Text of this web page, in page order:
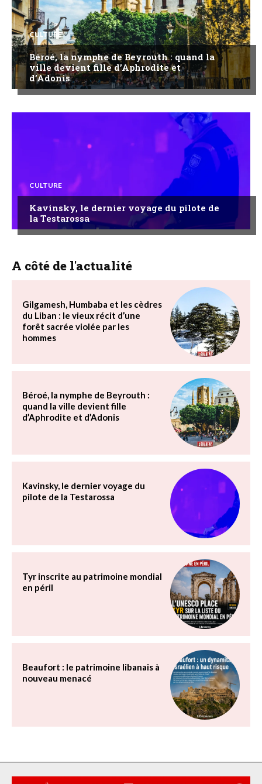
CULTURE
Béroé, la nymphe de Beyrouth : quand la
ville devient fille d’Aphrodite et
d’Adonis
CULTURE
Kavinsky, le dernier voyage du pilote de
la Testarossa
A côté de l'actualité
Gilgamesh, Humbaba et les cèdres
du Liban : le vieux récit d’une
forêt sacrée violée par les
hommes
Béroé, la nymphe de Beyrouth :
quand la ville devient fille
d’Aphrodite et d’Adonis
Kavinsky, le dernier voyage du
pilote de la Testarossa
Tyr inscrite au patrimoine mondial
en péril
Beaufort : le patrimoine libanais à
nouveau menacé